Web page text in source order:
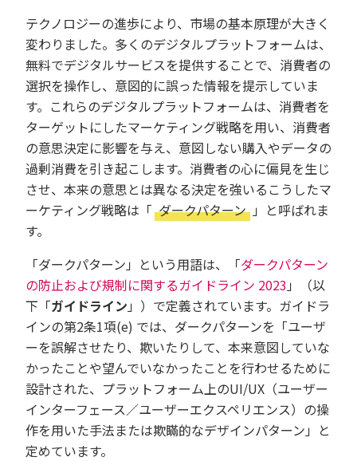
テクノロジーの進歩により、市場の基本原理が大きく
変わりました。多くのデジタルプラットフォームは、
無料でデジタルサービスを提供することで、消費者の
選択を操作し、意図的に誤った情報を提示していま
す。これらのデジタルプラットフォームは、消費者を
ターゲットにしたマーケティング戦略を用い、消費者
の意思決定に影響を与え、意図しない購入やデータの
過剰消費を引き起こします。消費者の心に偏見を生じ
させ、本来の意思とは異なる決定を強いるこうしたマ
ーケティング戦略は「 ダークパターン 」と呼ばれま
す。
「ダークパターン」という用語は、「ダークパターン
の防止および規制に関するガイドライン 2023 」（以
下「ガイドライン 」）で定義されています。ガイドラ
インの第2条1項(e) では、ダークパターンを「ユーザ
ーを誤解させたり、欺いたりして、本来意図していな
かったことや望んでいなかったことを行わせるために
設計された、プラットフォーム上のUI/UX（ユーザー
インターフェース／ユーザーエクスペリエンス）の操
作を用いた手法または欺瞞的なデザインパターン」と
定めています。